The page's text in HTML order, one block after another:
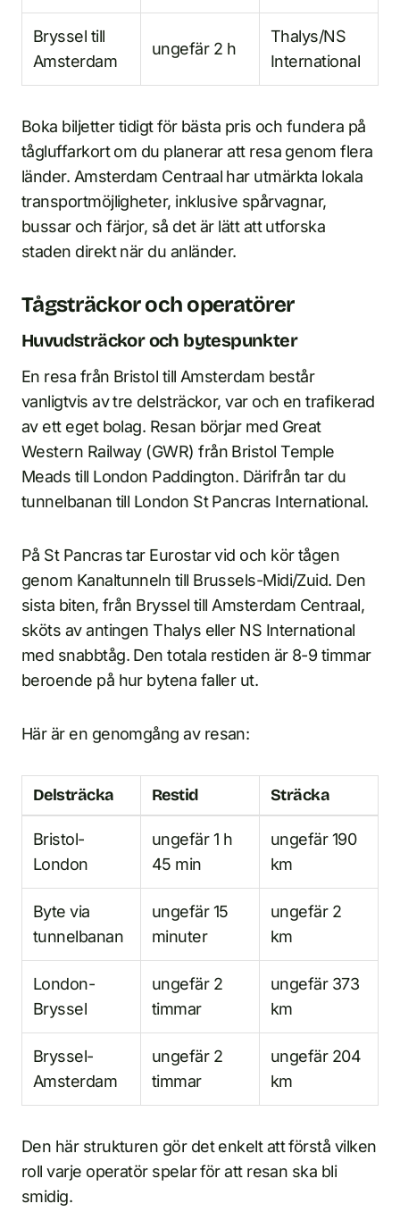
Bryssel till
Amsterdam
ungefär 2 h
Thalys/NS
International
Boka biljetter tidigt för bästa pris och fundera på
tågluffarkort om du planerar att resa genom flera
länder. Amsterdam Centraal har utmärkta lokala
transportmöjligheter, inklusive spårvagnar,
bussar och färjor, så det är lätt att utforska
staden direkt när du anländer.
Tågsträckor och operatörer
Huvudsträckor och bytespunkter
En resa från Bristol till Amsterdam består
vanligtvis av tre delsträckor, var och en trafikerad
av ett eget bolag. Resan börjar med Great
Western Railway (GWR) från Bristol Temple
Meads till London Paddington. Därifrån tar du
tunnelbanan till London St Pancras International.
På St Pancras tar Eurostar vid och kör tågen
genom Kanaltunneln till Brussels-Midi/Zuid. Den
sista biten, från Bryssel till Amsterdam Centraal,
sköts av antingen Thalys eller NS International
med snabbtåg. Den totala restiden är 8-9 timmar
beroende på hur bytena faller ut.
Här är en genomgång av resan:
Delsträcka Restid Sträcka
Bristol-
London
ungefär 1 h
45 min
ungefär 190
km
Byte via
tunnelbanan
ungefär 15
minuter
ungefär 2
km
London-
Bryssel
ungefär 2
timmar
ungefär 373
km
Bryssel-
Amsterdam
ungefär 2
timmar
ungefär 204
km
Den här strukturen gör det enkelt att förstå vilken
roll varje operatör spelar för att resan ska bli
smidig.